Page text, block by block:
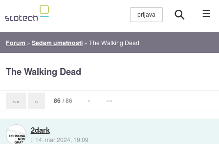
☰
Forum »Sedem umetnosti »The Walking Dead
The Walking Dead
«« « 86 / 86 » »»
2dark
:: 14. mar 2024, 19:09